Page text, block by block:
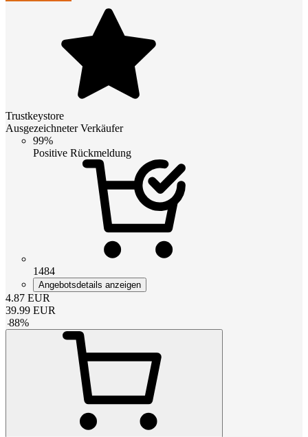
Trustkeystore
Ausgezeichneter Verkäufer
99%
Positive Rückmeldung
1484
Angebotsdetails anzeigen
4.87 EUR
39.99 EUR
-88%